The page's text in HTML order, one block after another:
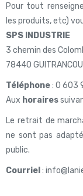
Pour tout
les produits, etc)
SPS INDUSTRIE
3 chemin des
78440
Téléphone: 0 603
Aux horaires
Le retrait de
ne sont pas
public.
Courriel :